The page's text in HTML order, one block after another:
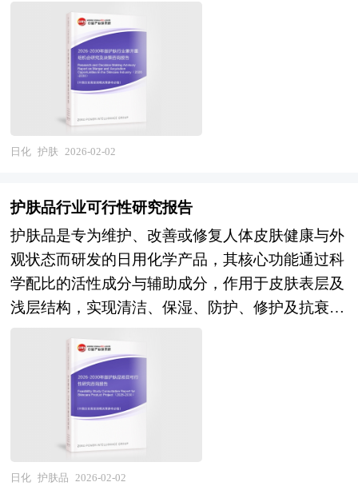
目标市场、分析竞争对手，了解市场定位，把握市
场特征，发掘价格规律，创新营销手段，提出洗手
液行业市场进入和市场开拓策略，对行业未来发展
提出可行性建议。为企业中高层管理人员、企事业
发展研究部门人员、市场投资人士、投行及咨询行
业人士、投资专家等提供各行业丰富翔实的市场研
研究、商业分析、投资咨询、市场战略咨询等服
务。 本研究咨询报告由中研普华咨询公司领衔撰
写，在大量周密的市场调研基础上，主要依据了国
家统计局、国家商务部、国家发改委、国家经济信
息中心、国务院发展研究中心、国家海关总署、全
业研究网、国内外相关报刊杂志的基础信息、洗手
液行业研究单位等公布和提供的大量资料以及对行
业内企业调研访察所获得的大量第一手数据，对我
国洗手液市场的发展状况、供需状况、竞争格局、
赢利水平、发展趋势等进行了分析。报告重点分析
了洗手液前十大企业的研发、产销、战略、经营状
种类与性能持续优化，进一步巩固了其在现代香料
工业中的核心地位。 本研究咨询报告由中研普华
咨询公司领衔撰写，在大量周密的市场调研基础
上，主要依据了国家统计局、国家商务部、国家发
改委、国家经济信息中心、国务院发展研究中心、
国家海关总署、全国商业信息中心、中国经济景气
监测中心、中国行业研究网、全国及海外多种相关
供的大量资料，结合中研普华公司对合成香料相关
企业和科研单位等的实地调查，对国内外合成香料
行业的供给与需求状况、相关行业的发展状况、市
场消费变化等进行了分析。重点研究了主要合成香
料品牌的发展状况，以及未来中国合成香料行业将
成香料市场的竞争格局，行业的发展动向，并对行
业相关政策进行了介绍和政策趋向研判，是合成香
料生产企业、科研单位、零售企业等单位准确了解
目前合成香料行业发展动态，把握企业定位和发展
方向不可多得的精品。
特殊领域，护肤行业不仅承载着满足消费者对美好
生活追求的社会功能，更是新材料、生物技术及数
字化营销应用的前沿阵地，在扩内需、促消费及推
动制造业高质量发展中具有显著的产业带动效应。
企业并购包括兼并与收购。公司兼并是指经由转移
公司所有权的形式，一家或多家公司的全部资产与
全部资产与责任的另一公司仍然完全以自身名义继
司的股票或股份等方式，取得该另一公司的控制权
或管理权。企业在并购及资产重组活动中会涉及到
诸多专业问题，比如并购目标公司的选定，目标公
司资产估值，并购重组方式的选择、融资方式的选
择，并购成本的控制，并购的法律问题等等，面对
这些问题，企业内部因缺乏专业人才往往难以正确
处理，因而必须委托专业的顾问机构协助。 本报
告由中研普华咨询公司领衔撰写，在大量周密的市
场调研基础上，主要依据了国家统计局、国家海关
总署、国家发改委、国家商务部、护肤行业相关协
会、中国行业研究网等国家部门、行业协会、国内
日化 护肤 2026-02-02
护肤品行业可行性研究报告
护肤品是专为维护、改善或修复人体皮肤健康与外
观状态而研发的日用化学产品，其核心功能通过科
学配比的活性成分与辅助成分，作用于皮肤表层及
浅层结构，实现清洁、保湿、防护、修护及抗衰等
设计需兼顾皮肤生理特性与外界环境影响，通过调
节皮肤水油平衡、增强屏障功能、抑制有害微生物
或促进细胞更新等机制，满足不同肤质、年龄及环
境条件下的护肤需求。 《2026-2030年版护肤品项
目可行性研究报告》为中研普华公司独家首创针对
行业投资可行性研究咨询服务的专项研究报告。报
日化 护肤品 2026-02-02